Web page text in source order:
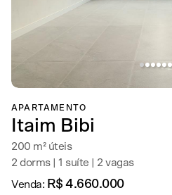
APARTAMENTO
Itaim Bibi
200 m² úteis
2 dorms | 1 suíte | 2 vagas
Venda: R$ 4.660.000